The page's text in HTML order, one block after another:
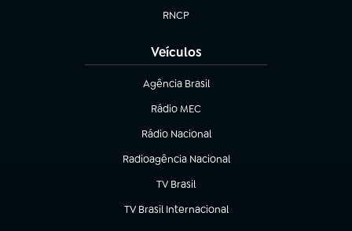
RNCP
(abre em nova aba)
Veículos
Agência Brasil
(abre em nova aba)
Rádio MEC
Rádio Nacional
(abre em nova aba)
Radioagência Nacional
(abre em nova aba)
TV Brasil
(abre em nova aba)
TV Brasil Internacional
(abre em nova aba)